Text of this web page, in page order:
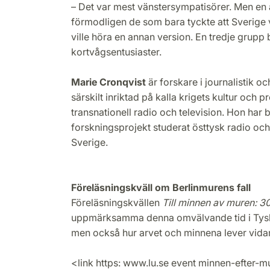
– Det var mest vänstersympatisörer. Men
förmodligen de som bara tyckte att
ville höra en annan version. En tredje
kortvågsentusiaster.
Marie Cronqvist är forskare i journalistik
särskilt inriktad på kalla krigets kultur och
transnationell radio och television. Hon har
forskningsprojekt studerat östtysk radio
Sverige.
Föreläsningskväll om Berlinmurens fall
Föreläsningskvällen Till minnen av muren:
uppmärksamma denna omvälvande tid i
men också hur arvet och minnena lever
<link https: www.lu.se event minnen-efter-